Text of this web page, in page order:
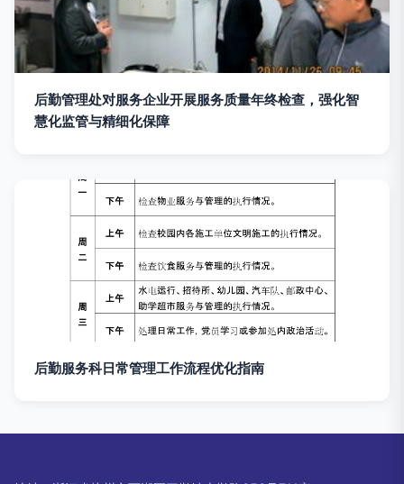
后勤管理处对服务企业开展服务质量年终检查，强化智
慧化监管与精细化保障
后勤服务科日常管理工作流程优化指南